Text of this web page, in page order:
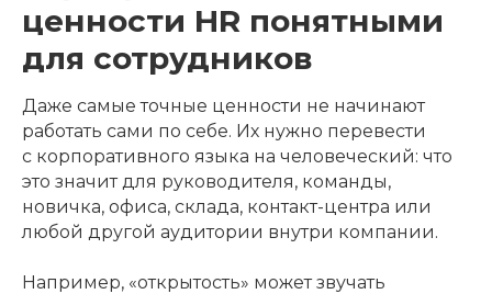
ценности HR понятными
для сотрудников
Даже самые точные ценности не начинают
работать сами по себе. Их нужно перевести
с корпоративного языка на человеческий: что
это значит для руководителя, команды,
новичка, офиса, склада, контакт-центра или
любой другой аудитории внутри компании.
Например, «открытость» может звучать